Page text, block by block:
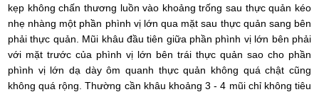
kẹp không chấn thương luồn vào khoảng trống sau thực quản kéo
nhẹ nhàng một phần phình vị lớn qua mặt sau thực quản sang bên
phải thực quản. Mũi khâu đầu tiên giữa phần phình vị lớn bên phải
với mặt trước của phình vị lớn bên trái thực quản sao cho phần
phình vị lớn dạ dày ôm quanh thực quản không quá chật cũng
không quá rộng. Thường cần khâu khoảng 3 - 4 mũi chỉ không tiêu